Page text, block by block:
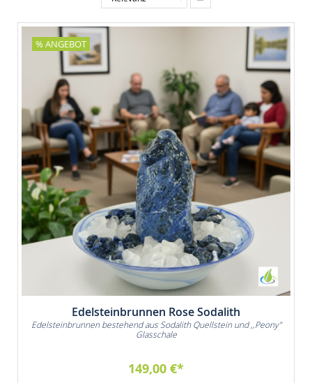
aufsteigender
Reihenfolge
% ANGEBOT
Edelsteinbrunnen Rose Sodalith
Edelsteinbrunnen bestehend aus Sodalith Quellstein und ,,Peony"
Glasschale
149,00 €